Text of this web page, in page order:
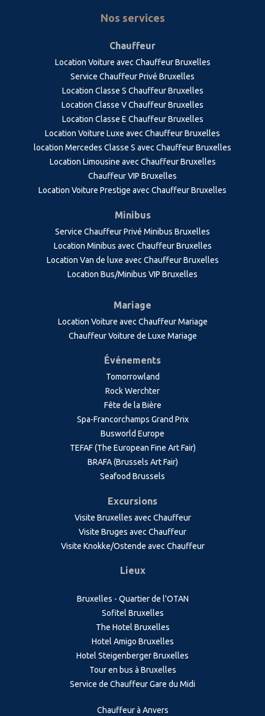
Nos services
Chauffeur
Location Voiture avec Chauffeur Bruxelles
Service Chauffeur Privé Bruxelles
Location Classe S Chauffeur Bruxelles
Location Classe V Chauffeur Bruxelles
Location Classe E Chauffeur Bruxelles
Location Voiture Luxe avec Chauffeur Bruxelles
location Mercedes Classe S avec Chauffeur Bruxelles
Location Limousine avec Chauffeur Bruxelles
Chauffeur VIP Bruxelles
Location Voiture Prestige avec Chauffeur Bruxelles
Minibus
Service Chauffeur Privé Minibus Bruxelles
Location Minibus avec Chauffeur Bruxelles
Location Van de luxe avec Chauffeur Bruxelles
Location Bus/Minibus VIP Bruxelles
Mariage
Location Voiture avec Chauffeur Mariage
Chauffeur Voiture de Luxe Mariage
Événements
Tomorrowland
Rock Werchter
Fête de la Bière
Spa-Francorchamps Grand Prix
Busworld Europe
TEFAF (The European Fine Art Fair)
BRAFA (Brussels Art Fair)
Seafood Brussels
Excursions
Visite Bruxelles avec Chauffeur
Visite Bruges avec Chauffeur
Visite Knokke/Ostende avec Chauffeur
Lieux
Bruxelles - Quartier de l'OTAN
Sofitel Bruxelles
The Hotel Bruxelles
Hotel Amigo Bruxelles
Hotel Steigenberger Bruxelles
Tour en bus à Bruxelles
Service de Chauffeur Gare du Midi
Chauffeur à Anvers